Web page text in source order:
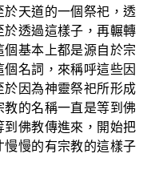
天道的一個祭祀，透
透過這樣子，再輾轉
基本上都是源自於宗
名詞，來稱呼這些因
因為神靈祭祀所形成
的名稱一直是等到佛
佛教傳進來，開始把
慢的有宗教的這樣子